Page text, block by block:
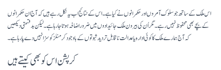
اس ملک کے ساتھ جو سلوک آمروں اور حکمرانوں نے کیا ہے۔ اس کے نتائج اب یہ نکل رہے ہیں کہ آج ان حکمرانوں
کے بچے بھی محفوظ نہیں رہے۔ مگر اُن کی بیرون ملک جائیدادوں میں ضرور اضافہ ہوتا جا رہا ہے۔ لیکن بدقسمتی دیکھیں
کہ آج ہمارے ملک کا کوئی ادارہ یا عدالت ناقابل تردید ثبوتوں کے باوجود کرمنلز کو سزا نہیں دے پا رہا ہے۔
کرپشن اس کو بھی کیتے ہیں